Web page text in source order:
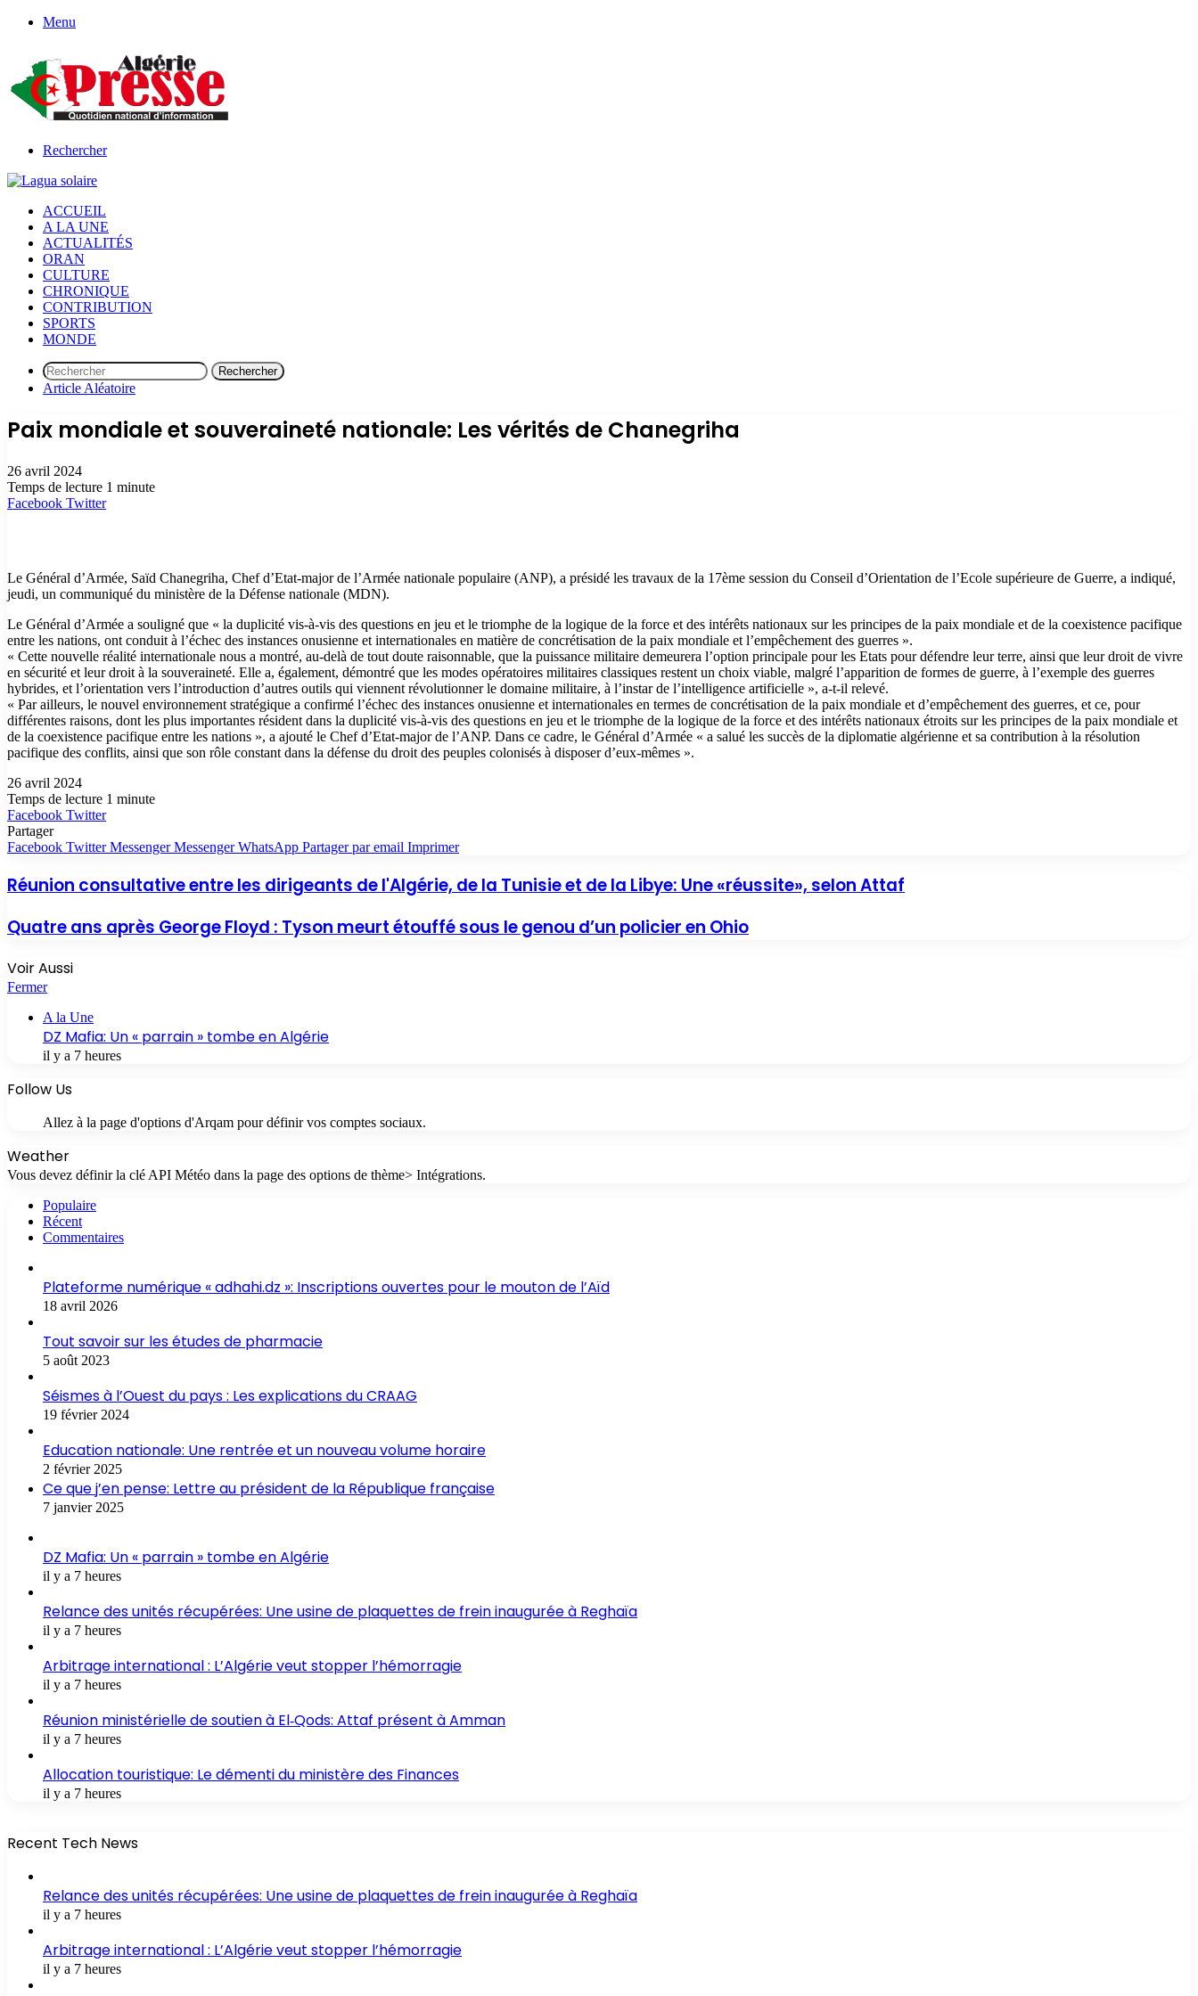
Menu
Rechercher
ACCUEIL
A LA UNE
ACTUALITÉS
ORAN
CULTURE
CHRONIQUE
CONTRIBUTION
SPORTS
MONDE
Rechercher
Article Aléatoire
Paix mondiale et souveraineté nationale: Les vérités de Chanegriha
26 avril 2024
Temps de lecture 1 minute
Facebook Twitter
Le Général d’Armée, Saïd Chanegriha, Chef d’Etat-major de l’Armée nationale populaire (ANP), a présidé les travaux de la 17ème session du Conseil d’Orientation de l’Ecole supérieure de Guerre, a indiqué,
jeudi, un communiqué du ministère de la Défense nationale (MDN).
Le Général d’Armée a souligné que « la duplicité vis-à-vis des questions en jeu et le triomphe de la logique de la force et des intérêts nationaux sur les principes de la paix mondiale et de la coexistence pacifique
entre les nations, ont conduit à l’échec des instances onusienne et internationales en matière de concrétisation de la paix mondiale et l’empêchement des guerres ».
« Cette nouvelle réalité internationale nous a montré, au-delà de tout doute raisonnable, que la puissance militaire demeurera l’option principale pour les Etats pour défendre leur terre, ainsi que leur droit de vivre
en sécurité et leur droit à la souveraineté. Elle a, également, démontré que les modes opératoires militaires classiques restent un choix viable, malgré l’apparition de formes de guerre, à l’exemple des guerres
hybrides, et l’orientation vers l’introduction d’autres outils qui viennent révolutionner le domaine militaire, à l’instar de l’intelligence artificielle », a-t-il relevé.
« Par ailleurs, le nouvel environnement stratégique a confirmé l’échec des instances onusienne et internationales en termes de concrétisation de la paix mondiale et d’empêchement des guerres, et ce, pour
différentes raisons, dont les plus importantes résident dans la duplicité vis-à-vis des questions en jeu et le triomphe de la logique de la force et des intérêts nationaux étroits sur les principes de la paix mondiale et
de la coexistence pacifique entre les nations », a ajouté le Chef d’Etat-major de l’ANP. Dans ce cadre, le Général d’Armée « a salué les succès de la diplomatie algérienne et sa contribution à la résolution
pacifique des conflits, ainsi que son rôle constant dans la défense du droit des peuples colonisés à disposer d’eux-mêmes ».
26 avril 2024
Temps de lecture 1 minute
Facebook Twitter
Partager
Facebook Twitter Messenger Messenger WhatsApp Partager par email Imprimer
Réunion consultative entre les dirigeants de l'Algérie, de la Tunisie et de la Libye: Une «réussite», selon Attaf
Quatre ans après George Floyd : Tyson meurt étouffé sous le genou d’un policier en Ohio
Voir Aussi
Fermer
A la Une
DZ Mafia: Un « parrain » tombe en Algérie
il y a 7 heures
Follow Us
Allez à la page d'options d'Arqam pour définir vos comptes sociaux.
Weather
Vous devez définir la clé API Météo dans la page des options de thème> Intégrations.
Populaire
Récent
Commentaires
Plateforme numérique « adhahi.dz »: Inscriptions ouvertes pour le mouton de l’Aïd
18 avril 2026
Tout savoir sur les études de pharmacie
5 août 2023
Séismes à l’Ouest du pays : Les explications du CRAAG
19 février 2024
Education nationale: Une rentrée et un nouveau volume horaire
2 février 2025
Ce que j’en pense: Lettre au président de la République française
7 janvier 2025
DZ Mafia: Un « parrain » tombe en Algérie
il y a 7 heures
Relance des unités récupérées: Une usine de plaquettes de frein inaugurée à Reghaïa
il y a 7 heures
Arbitrage international : L’Algérie veut stopper l’hémorragie
il y a 7 heures
Réunion ministérielle de soutien à El‑Qods: Attaf présent à Amman
il y a 7 heures
Allocation touristique: Le démenti du ministère des Finances
il y a 7 heures
Recent Tech News
Relance des unités récupérées: Une usine de plaquettes de frein inaugurée à Reghaïa
il y a 7 heures
Arbitrage international : L’Algérie veut stopper l’hémorragie
il y a 7 heures